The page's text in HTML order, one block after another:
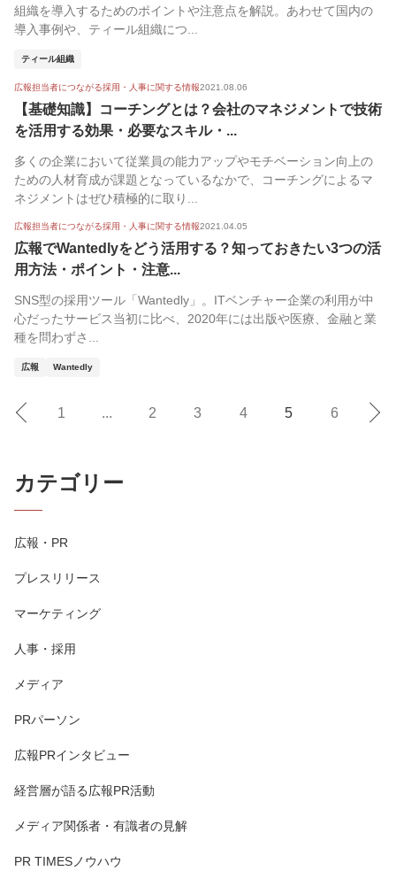
組織を導入するためのポイントや注意点を解説。あわせて国内の
導入事例や、ティール組織につ...
ティール組織
広報担当者につながる採用・人事に関する情報2021.08.06
【基礎知識】コーチングとは？会社のマネジメントで技術
を活用する効果・必要なスキル・...
多くの企業において従業員の能力アップやモチベーション向上の
ための人材育成が課題となっているなかで、コーチングによるマ
ネジメントはぜひ積極的に取り...
広報担当者につながる採用・人事に関する情報2021.04.05
広報でWantedlyをどう活用する？知っておきたい3つの活
用方法・ポイント・注意...
SNS型の採用ツール「Wantedly」。ITベンチャー企業の利用が中
心だったサービス当初に比べ、2020年には出版や医療、金融と業
種を問わずさ...
広報 Wantedly
1 ... 2 3 4 5 6
カテゴリー
広報・PR
プレスリリース
マーケティング
人事・採用
メディア
PRパーソン
広報PRインタビュー
経営層が語る広報PR活動
メディア関係者・有識者の見解
PR TIMESノウハウ